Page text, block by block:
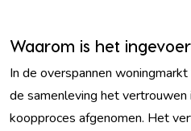
Waarom is het
In de overspannen
de samenleving het
koopproces afgenomen. Het